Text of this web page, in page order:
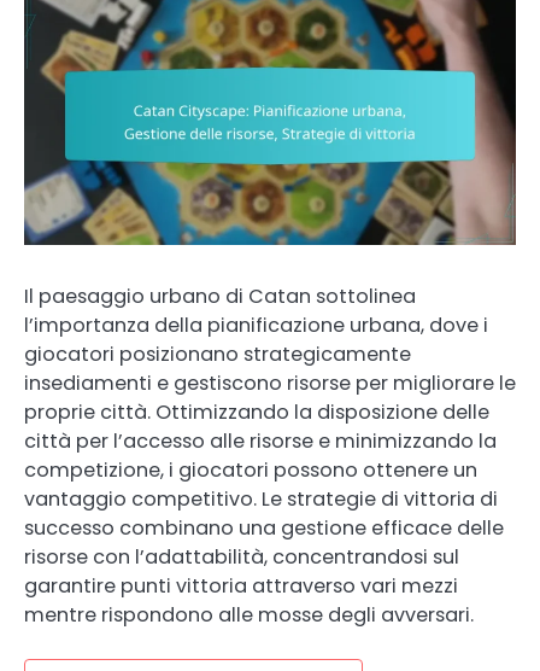
Il paesaggio urbano di Catan sottolinea
l’importanza della pianificazione urbana, dove i
giocatori posizionano strategicamente
insediamenti e gestiscono risorse per migliorare le
proprie città. Ottimizzando la disposizione delle
città per l’accesso alle risorse e minimizzando la
competizione, i giocatori possono ottenere un
vantaggio competitivo. Le strategie di vittoria di
successo combinano una gestione efficace delle
risorse con l’adattabilità, concentrandosi sul
garantire punti vittoria attraverso vari mezzi
mentre rispondono alle mosse degli avversari.